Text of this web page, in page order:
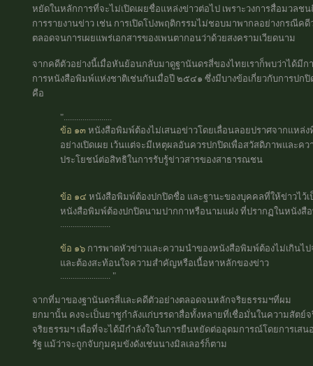
หยัดในหลักการที่จะไม่เปิดเผยชื่อแหล่งข่าวต่อไป เพราะวงการสื่อมวล
การรายงานข่าว เช่น การเปิดโปงพฤติกรรมไม่ชอบมาพากลอย่างกรณีค
ตลอดจนการเผยแพร่เอกสารของเพนตากอนว่าด้วยสงครามเวียดนาม
จากคดีตัวอย่างนี้เมื่อหันย้อนกลับมาดูฐานันดรสี่ของไทยเราก็พบว่าได้มี
การหนังสือพิมพ์แห่งชาติเช่นกันเมื่อปี ๒๕๔๑ ซึ่งมีบางข้อเกี่ยวกับการปก
คือ
".......................
ข้อ ๑๓ หนังสือพิมพ์ต้องไม่เสนอข่าวโดยเลื่อนลอยปราศจากแห
อย่างเปิดเผย เว้นแต่จะมีเหตุผลอันควรปกปิดเพื่อสวัสดิภาพและค
ประโยชน์ต่อสิทธิในการรับรู้ข่าวสารของสาธารณชน
ข้อ ๑๔ หนังสือพิมพ์ต้องปกปิดชื่อ และฐานะของบุคคลที่ให้ข่าวไว้
หนังสือพิมพ์ต้องปกปิดนามปากกาหรือนามแฝง ที่ปรากฏในหนังสื
........................
ข้อ ๑๖ การพาดหัวข่าวและความนำของหนังสือพิมพ์ต้องไม่เกินไป
และต้องสะท้อนใจความสำคัญหรือเนื้อหาหลักของข่าว
........................ "
จากที่มาของฐานันดรสี่และคดีตัวอย่างตลอดจนหลักจริยธรรมฯที่ผม
ยกมานั้น คงจะเป็นยาชูกำลังแก่บรรดาสื่อทั้งหลายที่เชื่อมั่นในความสัตย์
จริยธรรมฯ เพื่อที่จะได้มีกำลังใจในการยืนหยัดต่ออุดมการณ์โดยการเส
รัฐ แม้ว่าจะถูกจับกุมคุมขังดังเช่นนางมิลเลอร์ก็ตาม